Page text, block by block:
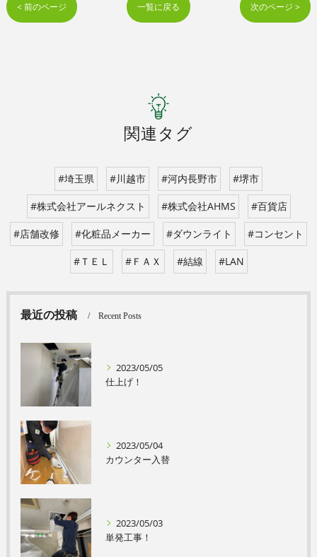
< 前のページ 一覧に戻る 次のページ >
関連タグ
#埼玉県 #川越市 #河内長野市 #堺市
#株式会社アールネクスト #株式会社AHMS #百貨店
#店舗改修 #化粧品メーカー #ダウンライト #コンセント
#ＴＥＬ #ＦＡＸ #結線 #LAN
最近の投稿 Recent Posts
2023/05/05
仕上げ！
2023/05/04
カウンター入替
2023/05/03
単発工事！